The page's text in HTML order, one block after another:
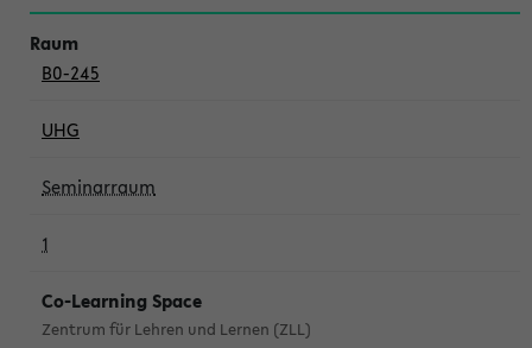
B0-245
UHG
Seminarraum
1
Co-Learning Space
Zentrum für Lehren und Lernen (ZLL)